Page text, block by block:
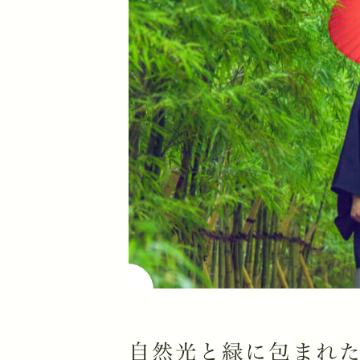
自然光と緑に包まれ